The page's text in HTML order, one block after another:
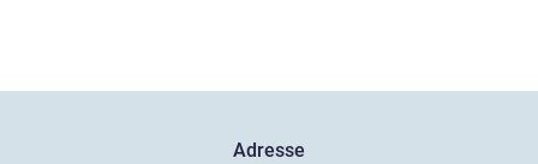
Adresse